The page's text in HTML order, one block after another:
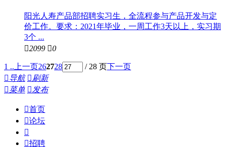
阳光人寿产品部招聘实习生，全流程参与产品开发与定
价工作。要求：2021年毕业，一周工作3天以上，实习期
3个 ...
2099 0
1 .. 上一页262728 / 28 页下一页
导航 刷新
菜单 发布
首页
论坛

招聘